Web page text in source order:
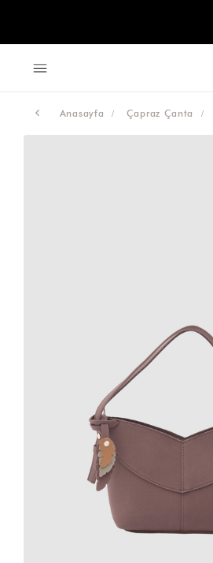
Anasayfa Çapraz Çanta